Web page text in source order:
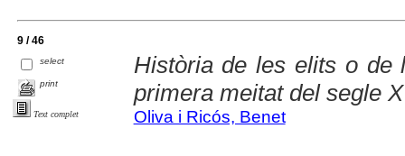
9 / 46
select
print
Text complet
Història de les elits o de
primera meitat del segle
Oliva i Ricós, Benet